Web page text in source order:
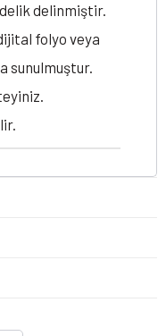
delinmiştir.
folyo veya
sunulmuştur.